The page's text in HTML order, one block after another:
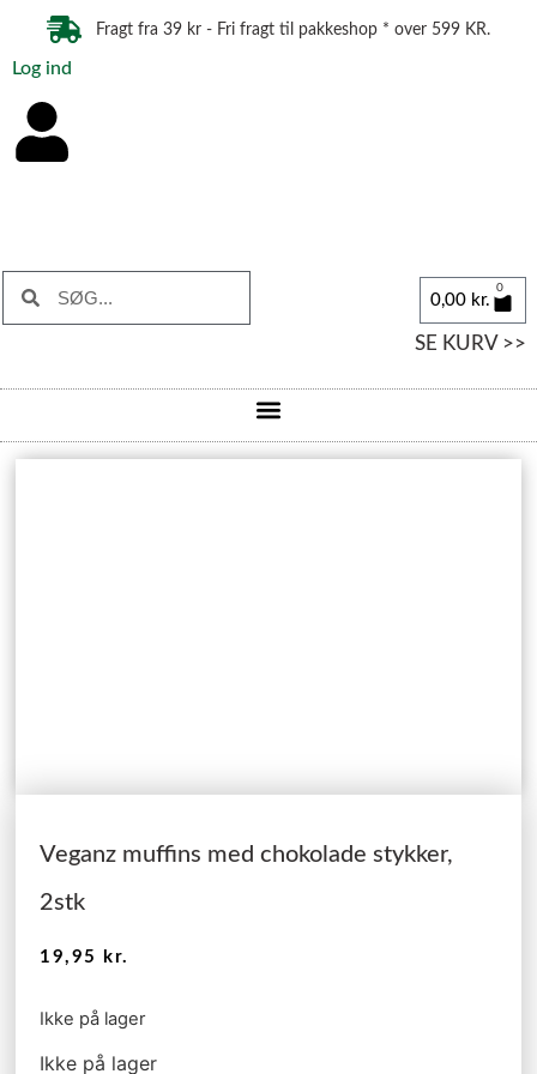
Fragt fra 39 kr - Fri fragt til pakkeshop * over 599 KR.
Log ind
0,00 kr.
0
SE KURV >>
Veganz muffins med chokolade stykker,
2stk
19,95 kr.
Ikke på lager
Ikke på lager